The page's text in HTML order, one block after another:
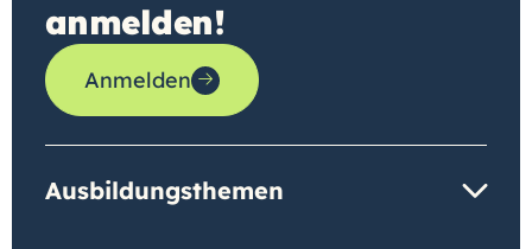
anmelden!
Anmelden
Ausbildungsthemen